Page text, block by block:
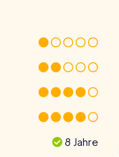
8 Jahre